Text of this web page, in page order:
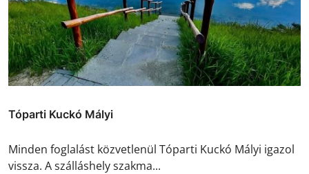
Tóparti Kuckó Mályi
Minden foglalást közvetlenül Tóparti Kuckó Mályi igazol
vissza. A szálláshely szakma...